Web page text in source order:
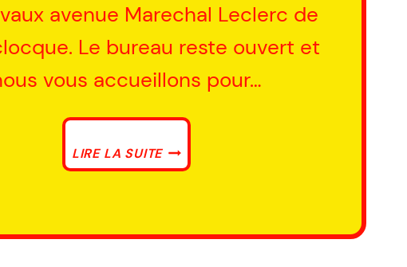
avenue Marechal Leclerc de
Le bureau reste ouvert et
vous accueillons pour…
LIRE LA SUITETRAVAUX
CUERS